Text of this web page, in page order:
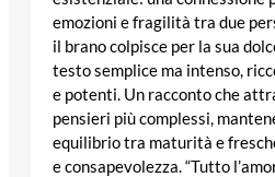
emozioni e fragilità tra due
il brano colpisce per la sua
testo semplice ma intenso,
e potenti. Un racconto che
pensieri più complessi,
equilibrio tra maturità e
e consapevolezza. “Tutto